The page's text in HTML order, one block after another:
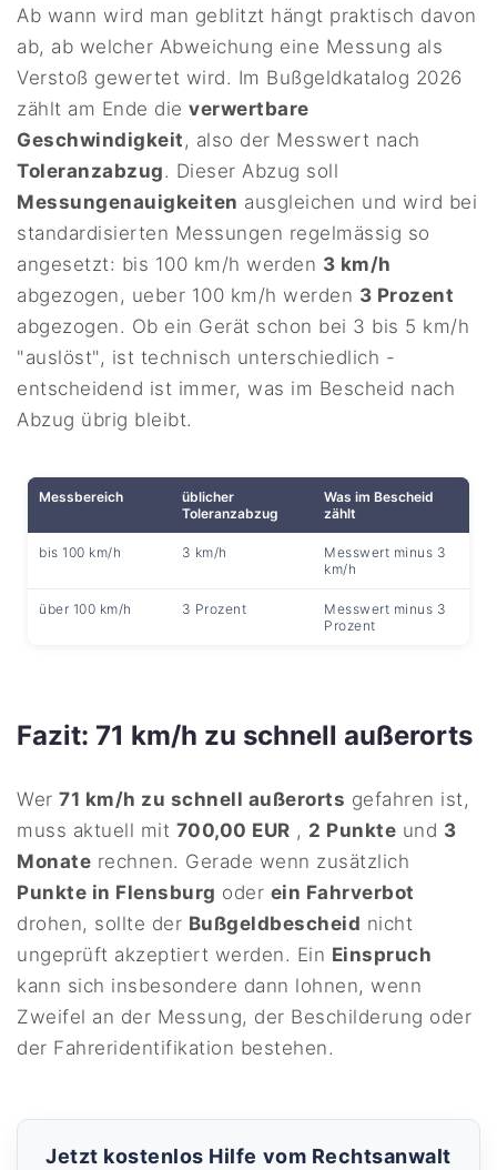
Ab wann wird man geblitzt hängt praktisch davon
ab, ab welcher Abweichung eine Messung als
Verstoß gewertet wird. Im Bußgeldkatalog 2026
zählt am Ende dieverwertbare
Geschwindigkeit, also der Messwert nach
Toleranzabzug. Dieser Abzug soll
Messungenauigkeiten ausgleichen und wird bei
standardisierten Messungen regelmässig so
angesetzt: bis 100 km/h werden 3 km/h
abgezogen, ueber 100 km/h werden 3 Prozent
abgezogen. Ob ein Gerät schon bei 3 bis 5 km/h
"auslöst", ist technisch unterschiedlich -
entscheidend ist immer, was im Bescheid nach
Abzug übrig bleibt.
Messbereich
üblicher
Toleranzabzug
Was im Bescheid
zählt
bis 100 km/h 3 km/h
Messwert minus 3
km/h
über 100 km/h 3 Prozent
Messwert minus 3
Prozent
Fazit: 71 km/h zu schnell außerorts
Wer71 km/h zu schnell außerorts gefahren ist,
muss aktuell mit 700,00 EUR , 2 Punkte und 3
Monate rechnen. Gerade wenn zusätzlich
Punkte in Flensburg oder ein Fahrverbot
drohen, sollte der Bußgeldbescheid nicht
ungeprüft akzeptiert werden. Ein Einspruch
kann sich insbesondere dann lohnen, wenn
Zweifel an der Messung, der Beschilderung oder
der Fahreridentifikation bestehen.
Jetzt kostenlos Hilfe vom Rechtsanwalt